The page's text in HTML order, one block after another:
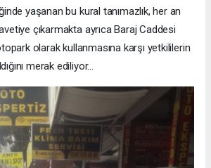
yaşanan bu kural tanımazlık, her an
çıkarmakta ayrıca Baraj Caddesi
olarak kullanmasına karşı yetkililerin
merak ediliyor...